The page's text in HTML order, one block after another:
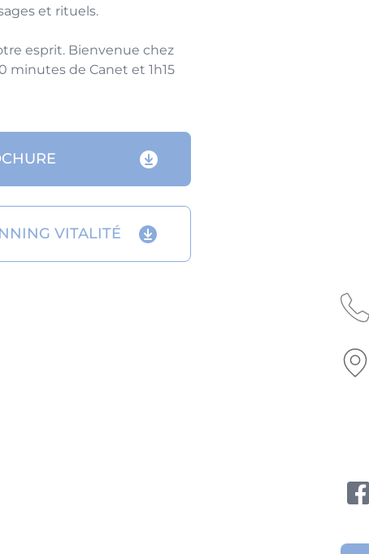
et rituels.
esprit. Bienvenue chez
minutes de Canet et 1h15
VITALITÉ